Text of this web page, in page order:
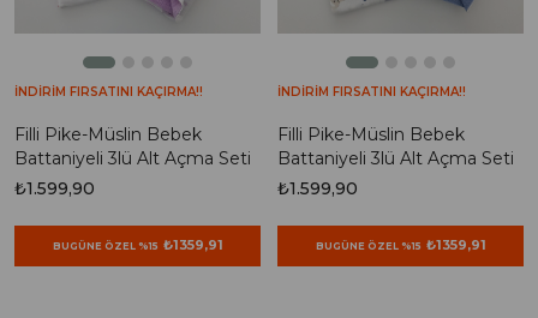
Filli Pike-Müslin Bebek
Battaniyeli 3lü Alt Açma Seti
₺1.599,90
BUGÜNE ÖZEL %15 ₺1359,91
İNDİRİM FIRSATINI KAÇIRMA!!
Filli Pike-Müslin Bebek
Battaniyeli 3lü Alt Açma Seti
₺1.599,90
BUGÜNE ÖZEL %15 ₺1359,91
İNDİRİM FIRSATINI KAÇIRMA!!